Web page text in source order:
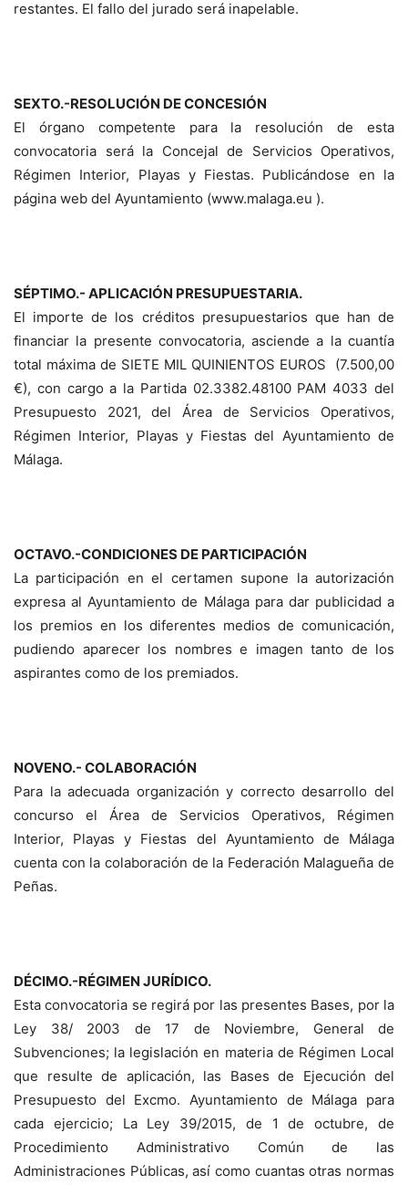
restantes. El fallo del jurado será inapelable.
SEXTO.-RESOLUCIÓN DE CONCESIÓN
El órgano competente para la resolución de esta
convocatoria será la Concejal de Servicios Operativos,
Régimen Interior, Playas y Fiestas. Publicándose en la
página web del Ayuntamiento (www.malaga.eu ).
SÉPTIMO.- APLICACIÓN PRESUPUESTARIA.
El importe de los créditos presupuestarios que han de
financiar la presente convocatoria, asciende a la cuantía
total máxima de SIETE MIL QUINIENTOS EUROS (7.500,00
€), con cargo a la Partida 02.3382.48100 PAM 4033 del
Presupuesto 2021, del Área de Servicios Operativos,
Régimen Interior, Playas y Fiestas del Ayuntamiento de
Málaga.
OCTAVO.-CONDICIONES DE PARTICIPACIÓN
La participación en el certamen supone la autorización
expresa al Ayuntamiento de Málaga para dar publicidad a
los premios en los diferentes medios de comunicación,
pudiendo aparecer los nombres e imagen tanto de los
aspirantes como de los premiados.
NOVENO.- COLABORACIÓN
Para la adecuada organización y correcto desarrollo del
concurso el Área de Servicios Operativos, Régimen
Interior, Playas y Fiestas del Ayuntamiento de Málaga
cuenta con la colaboración de la Federación Malagueña de
Peñas.
DÉCIMO.-RÉGIMEN JURÍDICO.
Esta convocatoria se regirá por las presentes Bases, por la
Ley 38/ 2003 de 17 de Noviembre, General de
Subvenciones; la legislación en materia de Régimen Local
que resulte de aplicación, las Bases de Ejecución del
Presupuesto del Excmo. Ayuntamiento de Málaga para
cada ejercicio; La Ley 39/2015, de 1 de octubre, de
Procedimiento Administrativo Común de las
Administraciones Públicas, así como cuantas otras normas